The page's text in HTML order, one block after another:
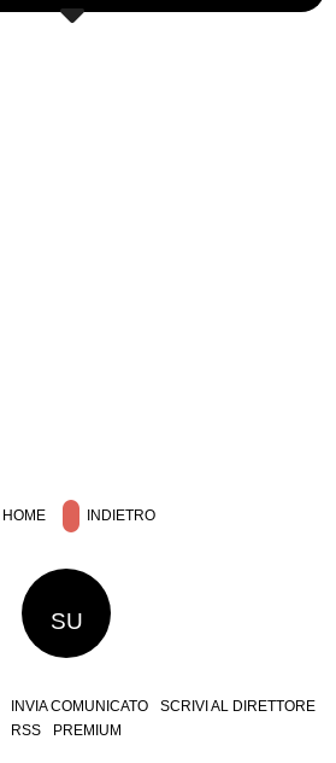
HOME INDIETRO
SU
INVIA COMUNICATO
SCRIVI AL DIRETTORE
RSS
PREMIUM